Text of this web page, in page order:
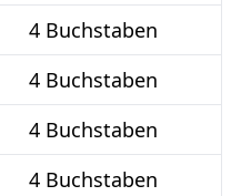
4 Buchstaben
4 Buchstaben
4 Buchstaben
4 Buchstaben